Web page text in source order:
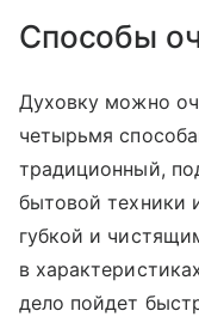
Способы
Духовку можно
четырьмя
традиционный,
бытовой техники
губкой и
в
дело пойдет